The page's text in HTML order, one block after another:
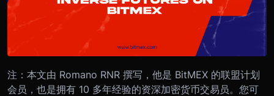
注：本文由 Romano RNR 撰写，他是 BitMEX 的联盟计划
会员，也是拥有 10 多年经验的资深加密货币交易员。您可